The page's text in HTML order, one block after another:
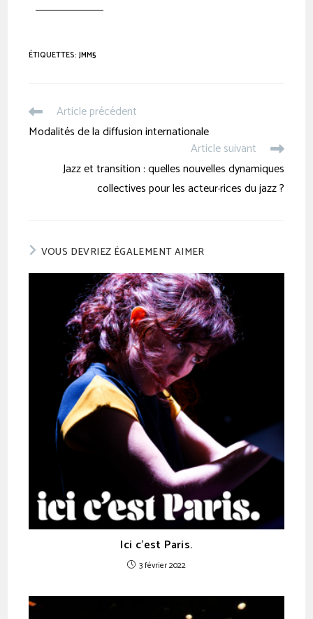
ÉTIQUETTES:JMM5
Article précédent
Modalités de la diffusion internationale
Article suivant
Jazz et transition : quelles nouvelles dynamiques
collectives pour les acteur·rices du jazz ?
VOUS DEVRIEZ ÉGALEMENT AIMER
Ici c’est Paris.
3 février 2022